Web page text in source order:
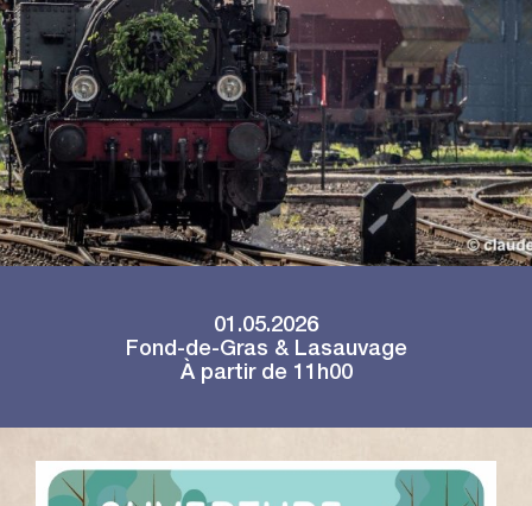
01.05.2026
Fond-de-Gras & Lasauvage
À partir de 11h00